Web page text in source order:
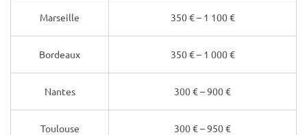
Marseille 350 € – 1 100 €
Bordeaux 350 € – 1 000 €
Nantes 300 € – 900 €
Toulouse 300 € – 950 €